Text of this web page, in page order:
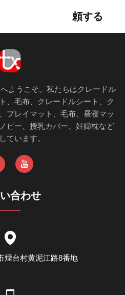
頼する
ようこそ。私たちはクレードル
、毛布、クレードルシート、ク
プレイマット、毛布、昼寝マッ
ピー、授乳カバー、妊婦枕など
ています。
合わせ
煙台村黄泥江路8番地